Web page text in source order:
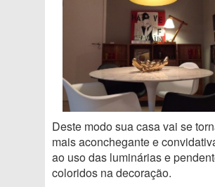
Deste modo sua casa vai se
mais aconchegante e
ao uso das luminárias e
coloridos na decoração.